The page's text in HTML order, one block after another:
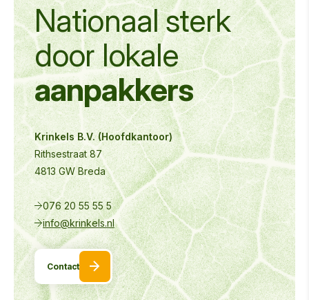
Nationaal sterk
doorlokale
aanpakkers
Krinkels B.V. (Hoofdkantoor)
Rithsestraat 87
4813 GW Breda
076 20 55 55 5
info@krinkels.nl
Contact